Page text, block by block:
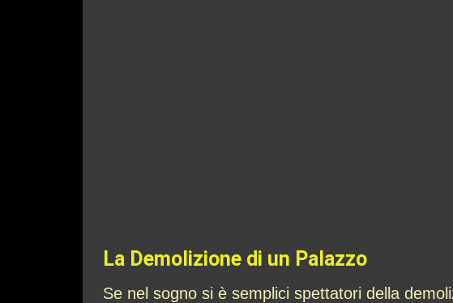
La Demolizione di un Palazzo
Se nel sogno si è semplici spettatori della